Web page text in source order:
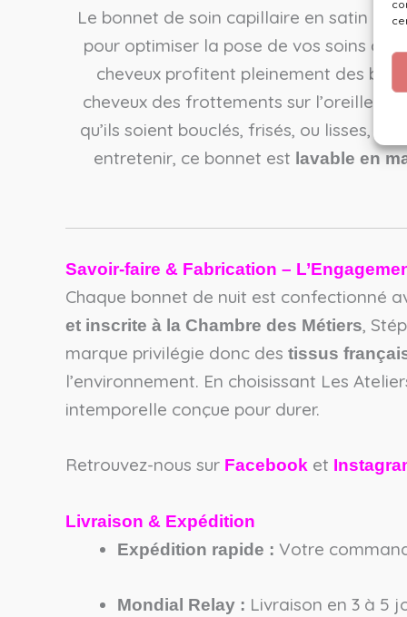
Le bonnet de soin capillaire en satin est l
pour optimiser la pose de vos soins
cheveux profitent pleinement des
cheveux des frottements sur l’oreiller. Il
qu’ils soient bouclés, frisés, ou lisses,
entretenir, ce bonnet est lavable en
Savoir-faire & Fabrication –
Chaque bonnet de nuit est confectionné
et inscrite à la Chambre des Métiers,
marque privilégie donc des tissus
l’environnement. En choisissant Les
intemporelle conçue pour durer.
Retrouvez-nous sur Facebook et
Livraison & Expédition
Expédition rapide : Votre
Mondial Relay : Livraison en 3 à 5